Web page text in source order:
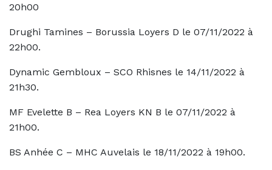
20h00
Drughi Tamines – Borussia Loyers D le 07/11/2022 à
22h00.
Dynamic Gembloux – SCO Rhisnes le 14/11/2022 à
21h30.
MF Evelette B – Rea Loyers KN B le 07/11/2022 à
21h00.
BS Anhée C – MHC Auvelais le 18/11/2022 à 19h00.